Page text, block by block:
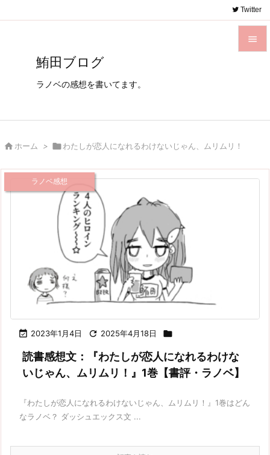
鮪田ブログ
ラノベの感想を書いてます。

次へ
Twitter
 ホーム > わたしが恋人になれるわけないじゃん、ムリムリ！
 2023年1月4日  2025年4月18日 
ラノベ感想
読書感想文：『わたしが恋人になれるわけな
いじゃん、ムリムリ！』1巻【書評・ラノベ】
『わたしが恋人になれるわけないじゃん、ムリムリ！』1巻はどん
なラノベ？ ダッシュエックス文 ...